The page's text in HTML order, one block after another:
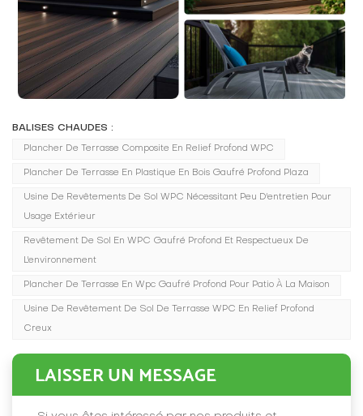
BALISES CHAUDES :
Plancher De Terrasse Composite En Relief Profond WPC
Plancher De Terrasse En Plastique En Bois Gaufré Profond Plaza
Usine De Revêtements De Sol WPC Nécessitant Peu D'entretien Pour
Usage Extérieur
Revêtement De Sol En WPC Gaufré Profond Et Respectueux De
L'environnement
Plancher De Terrasse En Wpc Gaufré Profond Pour Patio À La Maison
Usine De Revêtement De Sol De Terrasse WPC En Relief Profond
Creux
LAISSER UN MESSAGE